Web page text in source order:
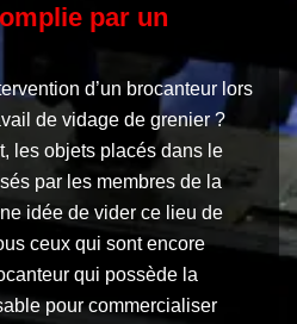
par un
d’un brocanteur lors
de vidage de grenier ?
les objets placés dans le
par les membres de la
idée de vider ce lieu de
ceux qui sont encore
qui possède la
pour commercialiser